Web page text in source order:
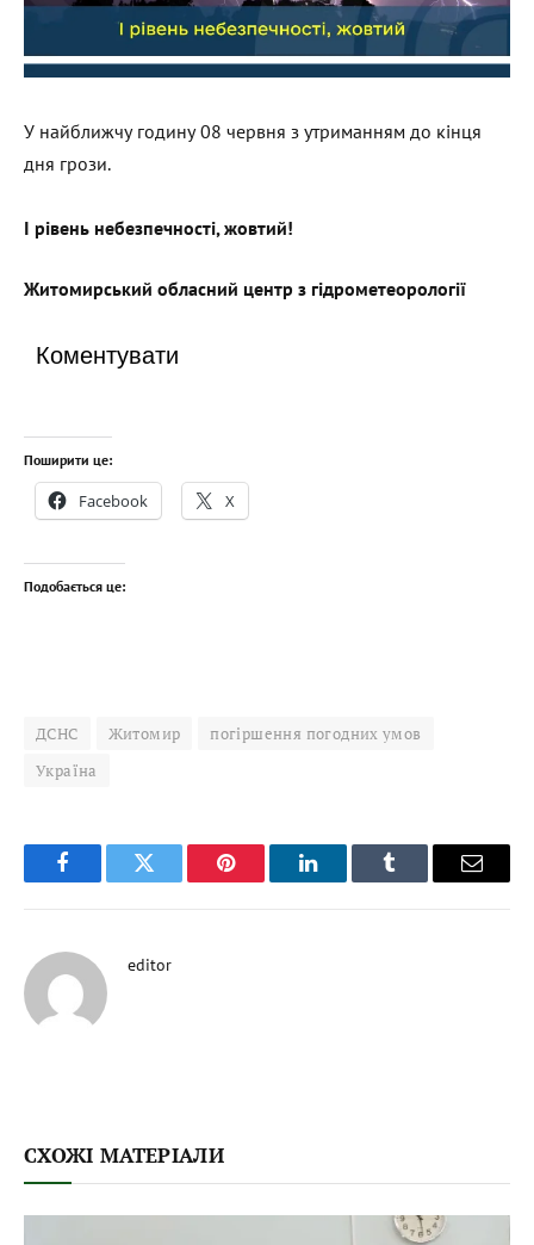
У найближчу годину 08 червня з утриманням до кінця
дня грози.
І рівень небезпечності, жовтий!
Житомирський обласний центр з гідрометеорології
Коментувати
Поширити це:
Facebook X
Подобається це:
ДСНС Житомир
погіршення погодних умов
Україна
FacebookTwitter Pinterest LinkedInTumblr Email
editor
СХОЖІ МАТЕРІАЛИ